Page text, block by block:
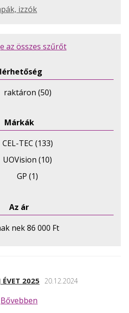
izzók
az összes szűrőt
raktáron (50)
Márkák
CEL-TEC (133)
UOVision (10)
GP (1)
Az ár
nek 86 000 Ft
ÉVET 2025 20.12.2024
Bővebben